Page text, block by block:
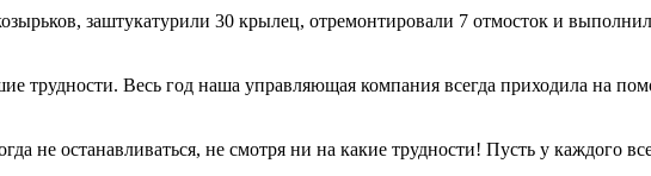
заштукатурили 30 крылец, отремонтировали 7 отмосток и
трудности. Весь год наша управляющая компания всегда приходила на
не останавливаться, не смотря ни на какие трудности! Пусть у каждого